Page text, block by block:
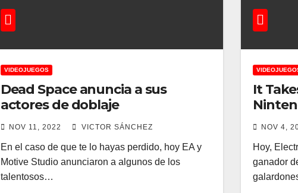
VIDEOJUEGOS
Dead Space anuncia a sus
actores de doblaje
NOV 11, 2022 VICTOR SÁNCHEZ
En el caso de que te lo hayas perdido, hoy EA y
Motive Studio anunciaron a algunos de los
talentosos…
It
NOV 4,
Hoy,
ganador